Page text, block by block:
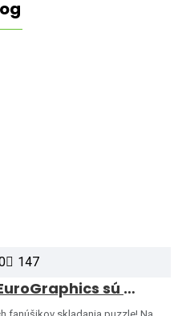
147
Obľúbené puzzle EuroGraphics sú opäť skladom – a ponuku sme rozšírili o ďalšie motívy!